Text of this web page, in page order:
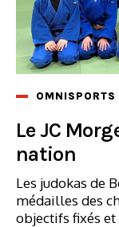
OMNISPORTS
Le JC
nation
Les judokas de
médailles des
objectifs fixés et